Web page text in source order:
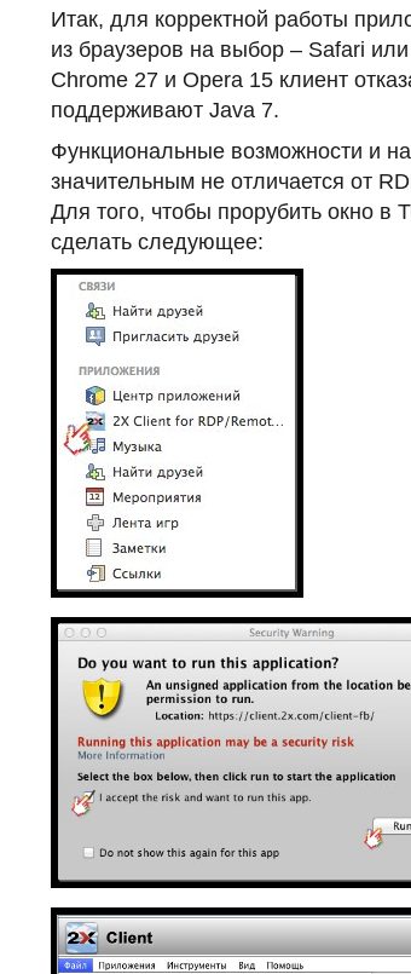
Итак, для корректной работы
из браузеров на выбор – Safari
Chrome 27 и Opera 15 клиент
поддерживают Java 7.
Функциональные возможности и
значительным не отличается от
Для того, чтобы прорубить окно в
сделать следующее: